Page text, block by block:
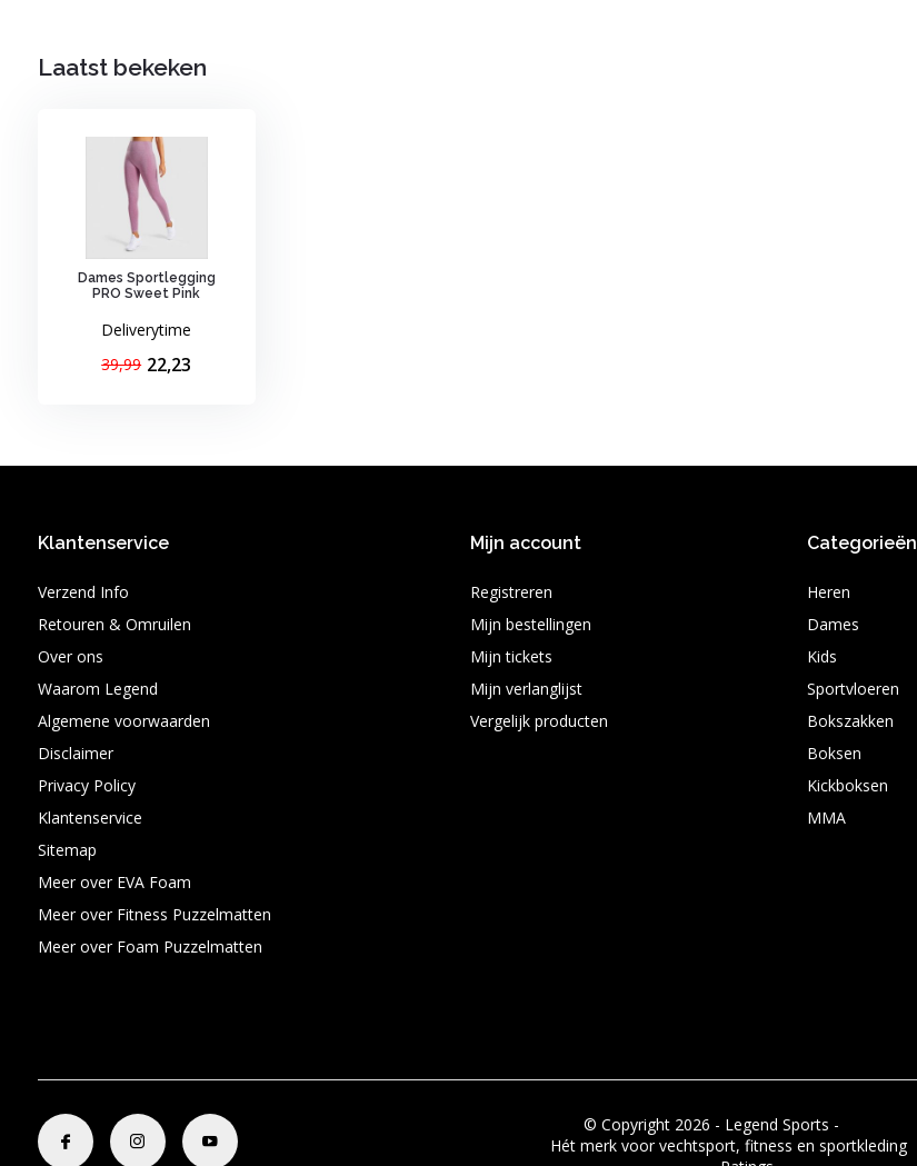
Laatst bekeken
Dames Sportlegging
PRO Sweet Pink
Deliverytime
39,99 22,23
Klantenservice
Verzend Info
Retouren & Omruilen
Over ons
Waarom Legend
Algemene voorwaarden
Disclaimer
Privacy Policy
Klantenservice
Sitemap
Meer over EVA Foam
Meer over Fitness Puzzelmatten
Meer over Foam Puzzelmatten
Mijn account
Registreren
Mijn bestellingen
Mijn tickets
Mijn verlanglijst
Vergelijk producten
Categorieën
Heren
Dames
Kids
Sportvloeren
Bokszakken
Boksen
Kickboksen
MMA
© Copyright 2026 - Legend Sports -
Hét merk voor vechtsport, fitness en sportkleding